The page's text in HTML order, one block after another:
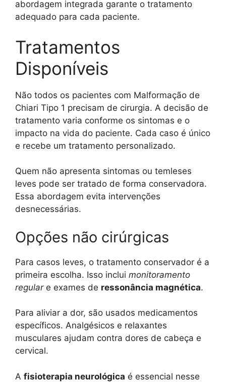
abordagem integrada garante o tratamento
adequado para cada paciente.
Tratamentos
Disponíveis
Não todos os pacientes com Malformação de
Chiari Tipo 1 precisam de cirurgia. A decisão de
tratamento varia conforme os sintomas e o
impacto na vida do paciente. Cada caso é único
e recebe um tratamento personalizado.
Quem não apresenta sintomas ou temleses
leves pode ser tratado de forma conservadora.
Essa abordagem evita intervenções
desnecessárias.
Opções não cirúrgicas
Para casos leves, o tratamento conservador é a
primeira escolha. Isso inclui monitoramento
regulare exames de ressonância magnética.
Para aliviar a dor, são usados medicamentos
específicos. Analgésicos e relaxantes
musculares ajudam contra dores de cabeça e
cervical.
A fisioterapia neurológica é essencial nesse